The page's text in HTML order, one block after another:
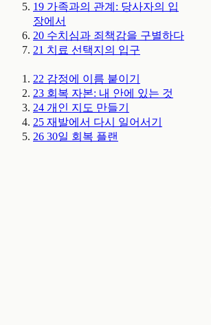
19 가족과의 관계: 당사자의 입
장에서
20 수치심과 죄책감을 구별하다
21 치료 선택지의 입구
22 감정에 이름 붙이기
23 회복 자본: 내 안에 있는 것
24 개인 지도 만들기
25 재발에서 다시 일어서기
26 30일 회복 플랜